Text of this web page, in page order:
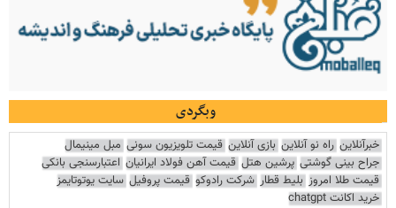
وبگردی
خبرآنلاین راه نو آنلاین بازی آنلاین قیمت تلویزیون سونی مبل مینیمال
جراح بینی گوشتی پرشین هتل قیمت آهن فولاد ایرانیان اعتبارسنجی بانکی
قیمت طلا امروز بلیط قطار شرکت رادوکو قیمت پروفیل سایت یوتوتایمز
خرید اکانت chatgpt